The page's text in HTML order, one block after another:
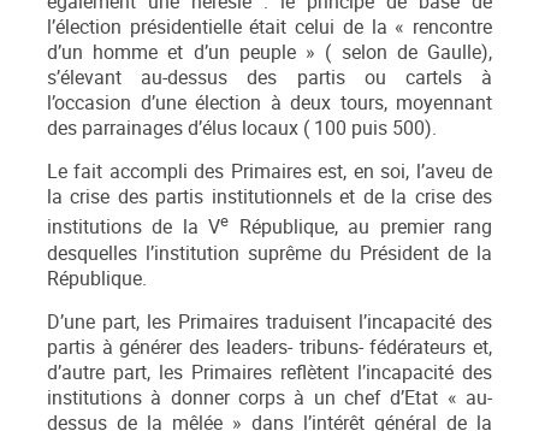
l’élection présidentielle était celui de la « rencontre
d’un homme et d’un peuple » ( selon de Gaulle),
s’élevant au-dessus des partis ou cartels à
l’occasion d’une élection à deux tours, moyennant
des parrainages d’élus locaux ( 100 puis 500).
Le fait accompli des Primaires est, en soi, l’aveu de
la crise des partis institutionnels et de la crise des
institutions de la Ve République, au premier rang
desquelles l’institution suprême du Président de la
République.
D’une part, les Primaires traduisent l’incapacité des
partis à générer des leaders- tribuns- fédérateurs et,
d’autre part, les Primaires reflètent l’incapacité des
institutions à donner corps à un chef d’Etat « au-
dessus de la mêlée » dans l’intérêt général de la